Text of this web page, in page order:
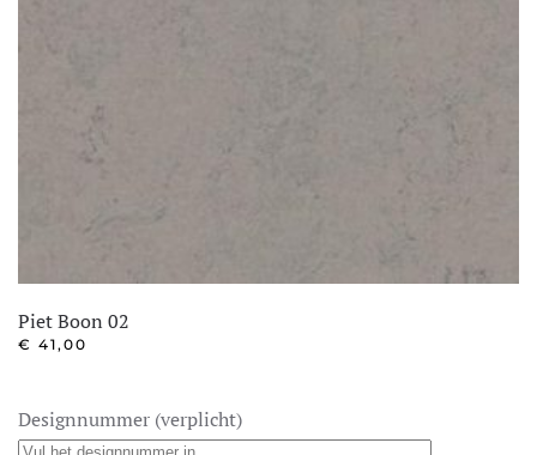
Piet Boon 02
€ 41,00
Designnummer (verplicht)